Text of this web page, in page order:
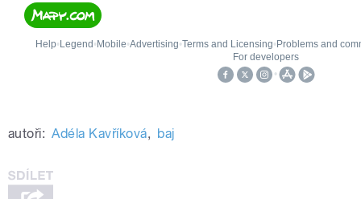
autoři: Adéla Kavříková, baj